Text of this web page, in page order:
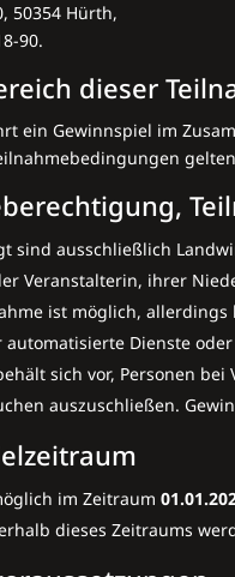
50354 Hürth,
90.
dieser
ein Gewinnspiel im
sind ausschließlich
Veranstalterin, ihrer
ist möglich,
automatisierte Dienste
sich vor, Personen
auszuschließen.
im Zeitraum
dieses Zeitraums